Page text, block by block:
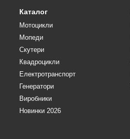
Каталог
Мотоцикли
Мопеди
Скутери
Квадроцикли
Електротранспорт
Генератори
Виробники
Новинки 2026